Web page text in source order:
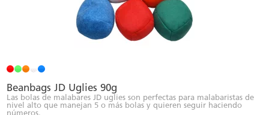
Beanbags JD Uglies 90g
Las bolas de malabares JD uglies son perfectas para malabaristas de
nivel alto que manejan 5 o más bolas y quieren seguir haciendo
números.